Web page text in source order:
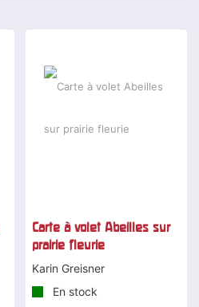
Carte à volet Abeilles sur
prairie fleurie
Karin Greisner
En stock